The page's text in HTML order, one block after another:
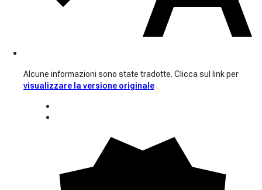
Alcune informazioni sono state tradotte. Clicca sul link per
visualizzare la versione originale .